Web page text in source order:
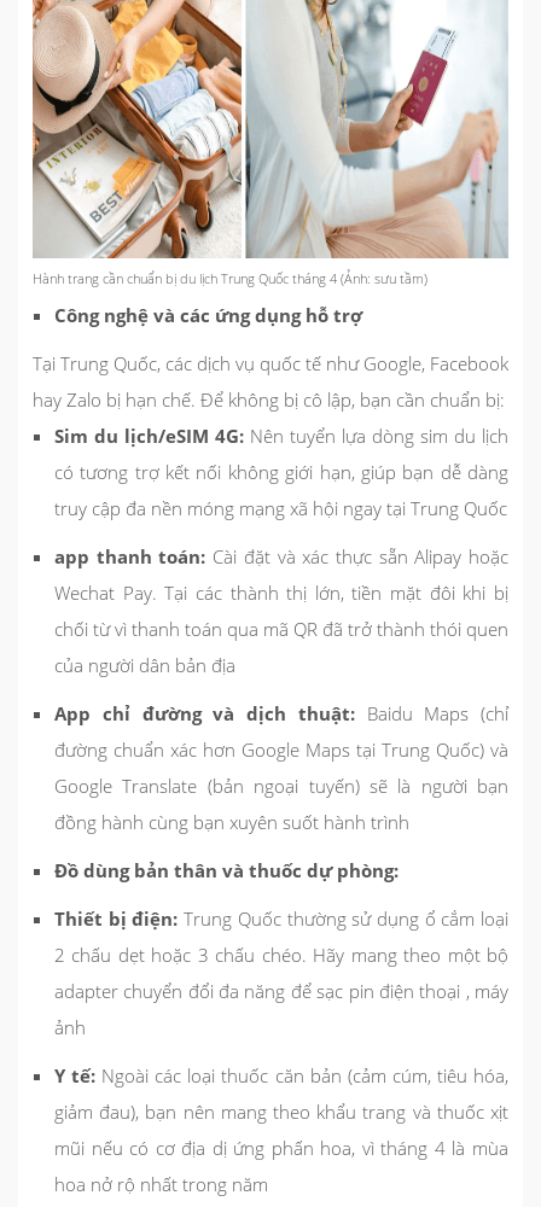
Hành trang cần chuẩn bị du lịch Trung Quốc tháng 4 (Ảnh: sưu tầm)
Công nghệ và các ứng dụng hỗ trợ
Tại Trung Quốc, các dịch vụ quốc tế như Google, Facebook
hay Zalo bị hạn chế. Để không bị cô lập, bạn cần chuẩn bị:
Sim du lịch/eSIM 4G: Nên tuyển lựa dòng sim du lịch
có tương trợ kết nối không giới hạn, giúp bạn dễ dàng
truy cập đa nền móng mạng xã hội ngay tại Trung Quốc
app thanh toán: Cài đặt và xác thực sẵn Alipay hoặc
Wechat Pay. Tại các thành thị lớn, tiền mặt đôi khi bị
chối từ vì thanh toán qua mã QR đã trở thành thói quen
của người dân bản địa
App chỉ đường và dịch thuật: Baidu Maps (chỉ
đường chuẩn xác hơn Google Maps tại Trung Quốc) và
Google Translate (bản ngoại tuyến) sẽ là người bạn
đồng hành cùng bạn xuyên suốt hành trình
Đồ dùng bản thân và thuốc dự phòng:
Thiết bị điện: Trung Quốc thường sử dụng ổ cắm loại
2 chấu dẹt hoặc 3 chấu chéo. Hãy mang theo một bộ
adapter chuyển đổi đa năng để sạc pin điện thoại , máy
ảnh
Y tế: Ngoài các loại thuốc căn bản (cảm cúm, tiêu hóa,
giảm đau), bạn nên mang theo khẩu trang và thuốc xịt
mũi nếu có cơ địa dị ứng phấn hoa, vì tháng 4 là mùa
hoa nở rộ nhất trong năm